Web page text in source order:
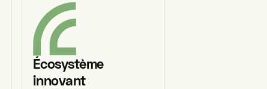
Écosystème
innovant